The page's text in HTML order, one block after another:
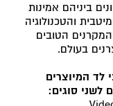
ביניהם אמינות
והטכנולוגיה
הטובים
בעולם.
לד המיוצרים
לשני סוגים: